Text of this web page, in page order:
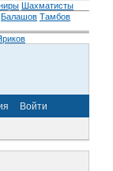
Шахматисты
Балашов Тамбов
Войти